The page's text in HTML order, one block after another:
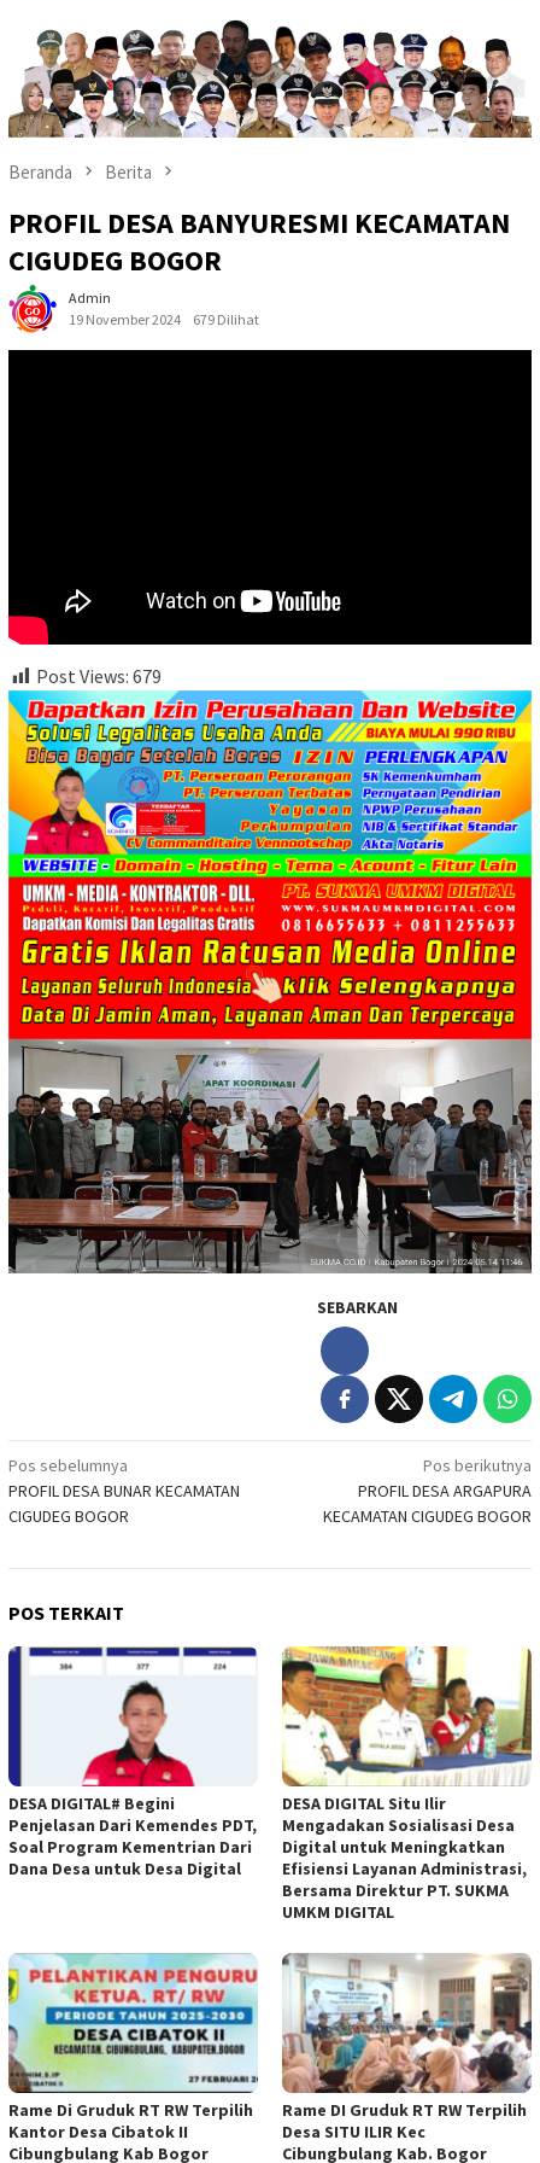
Beranda Berita
PROFIL DESA BANYURESMI KECAMATAN
CIGUDEG BOGOR
Admin
19 November 2024
679 Dilihat
Post Views: 679
SEBARKAN
Navigasi
pos
Pos sebelumnya
PROFIL DESA BUNAR KECAMATAN
CIGUDEG BOGOR
Pos berikutnya
PROFIL DESA ARGAPURA
KECAMATAN CIGUDEG BOGOR
POS TERKAIT
DESA DIGITAL# Begini
Penjelasan Dari Kemendes PDT,
Soal Program Kementrian Dari
Dana Desa untuk Desa Digital
DESA DIGITAL Situ Ilir
Mengadakan Sosialisasi Desa
Digital untuk Meningkatkan
Efisiensi Layanan Administrasi,
Bersama Direktur PT. SUKMA
UMKM DIGITAL
Rame Di Gruduk RT RW Terpilih
Kantor Desa Cibatok II
Cibungbulang Kab Bogor
Rame DI Gruduk RT RW Terpilih
Desa SITU ILIR Kec
Cibungbulang Kab. Bogor